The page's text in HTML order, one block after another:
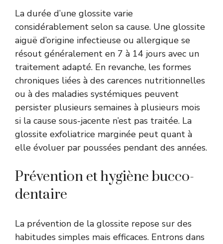
La durée d’une glossite varie
considérablement selon sa cause. Une glossite
aiguë d’origine infectieuse ou allergique se
résout généralement en 7 à 14 jours avec un
traitement adapté. En revanche, les formes
chroniques liées à des carences nutritionnelles
ou à des maladies systémiques peuvent
persister plusieurs semaines à plusieurs mois
si la cause sous-jacente n’est pas traitée. La
glossite exfoliatrice marginée peut quant à
elle évoluer par poussées pendant des années.
Prévention et hygiène bucco-
dentaire
La prévention de la glossite repose sur des
habitudes simples mais efficaces. Entrons dans